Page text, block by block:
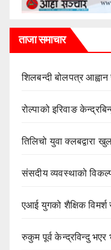
ताजा समाचार
शिलबन्दी बोलपत्र
रोल्पाको इरिवाङ
तिलिचो युवा क्लबद्वारा
संसदीय व्यवस्थाको
एआई युगको शैक्षिक विमर्श
रुकुम पूर्व केन्द्रविन्दु